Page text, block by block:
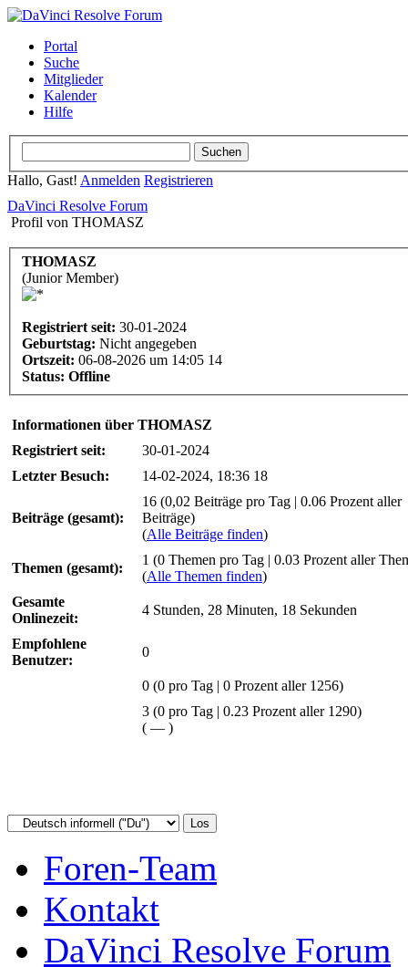
Portal
Suche
Mitglieder
Kalender
Hilfe
Hallo, Gast! Anmelden Registrieren
DaVinci Resolve Forum
Profil von THOMASZ
THOMASZ
(Junior Member)
Registriert seit: 30-01-2024
Geburtstag: Nicht angegeben
Ortszeit: 06-08-2026 um 14:05 14
Status: Offline
Informationen über THOMASZ
Registriert seit:
30-01-2024
Letzter Besuch:
14-02-2024, 18:36 18
Beiträge (gesamt):
16 (0,02 Beiträge pro Tag | 0.06 Prozent aller
Beiträge)
(Alle Beiträge finden)
Themen (gesamt):
1 (0 Themen pro Tag | 0.03 Prozent aller
(Alle Themen finden)
Gesamte
Onlinezeit:
4 Stunden, 28 Minuten, 18 Sekunden
Empfohlene
Benutzer:
0
0 (0 pro Tag | 0 Prozent aller 1256)
3 (0 pro Tag | 0.23 Prozent aller 1290)
( — )
Foren-Team
Kontakt
DaVinci Resolve Forum